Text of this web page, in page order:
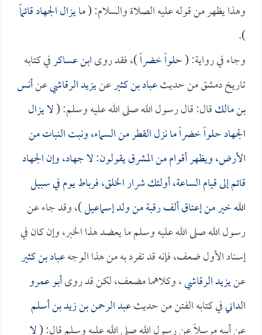
وهذا يظهر من قوله عليه الصلاة والسلام: (ما يزال الجهاد قائماً
).
وجاء في رواية: (حلواً خضراً)، فقد روىابن عساكرفي كتابه
تاريخ دمشق من حديثعباد بن كثيرعنيزيد الرقاشيعنأنس
بن مالكقال: قال رسول الله صلى الله عليه وسلم: (لا يزال
الجهاد حلواً خضراً ما نزل القطر من السماء، ونبت النبات من
الأرض، ويظهر أقوام من المشرق يقولون: لا جهاد، وإن الجهاد
قائم إلى قيام الساعة، أولئك شرار الخلق، فرباط يوم في سبيل
الله خير من إعتاق ألف رقبة من ولد إسماعيل)، وقد جاء عن
رسول الله صلى الله عليه وسلم ما يعضد هذا الخبر، وإن كان في
إسناد الأول ضعف، فإنه قد تفرد به من هذا الوجهعباد بن كثير
عنيزيد الرقاشي، وكلاهما مضعف، لكن قد روىأبو عمرو
الدانيفي كتابه الفتن من حديثعبد الرحمن بن زيد بن أسلم